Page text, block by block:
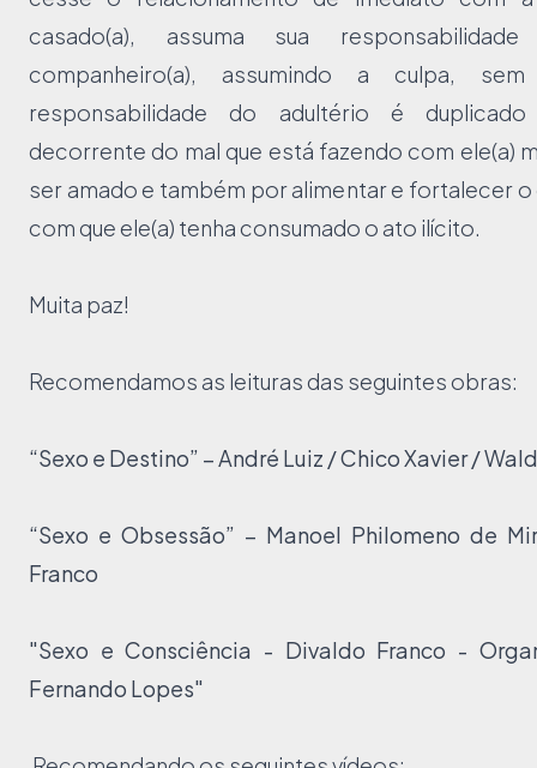
casado(a), assuma sua
companheiro(a), assumindo a culpa,
responsabilidade do adultério é
decorrente do mal que está fazendo com ele(a)
ser amado e também por alimentar e fortalecer o
com que ele(a) tenha consumado o ato ilícito.
Muita paz!
Recomendamos as leituras das seguintes obras:
“Sexo e Destino” – André Luiz / Chico Xavier /
“Sexo e Obsessão” – Manoel Philomeno de
Franco
"Sexo e Consciência - Divaldo Franco -
Fernando Lopes"